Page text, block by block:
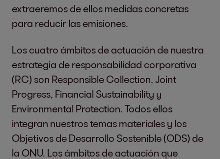
extraeremos de ellos medidas concretas
para reducir las emisiones.
Los cuatro ámbitos de actuación de nuestra
estrategia de responsabilidad corporativa
(RC) son Responsible Collection, Joint
Progress, Financial Sustainability y
Environmental Protection. Todos ellos
integran nuestros temas materiales y los
Objetivos de Desarrollo Sostenible (ODS) de
la ONU. Los ámbitos de actuación que